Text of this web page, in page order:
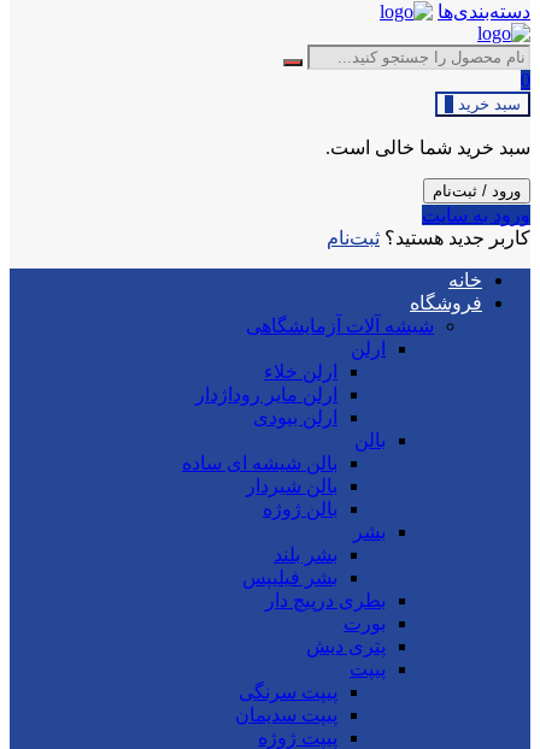
دسته‌بندی‌ها
0
سبد خرید
سبد خرید شما خالی است.
ورود / ثبت‌نام
ورود به سایت
کاربر جدید هستید؟ ثبت‌نام
خانه
فروشگاه
شیشه آلات آزمایشگاهی
ارلن
ارلن خلاء
ارلن مایر روداژدار
ارلن بیودی
بالن
بالن شیشه ای ساده
بالن شیردار
بالن ژوژه
بشر
بشر بلند
بشر فیلیپس
بطری درپیچ دار
بورت
پتری دیش
پیپت
پیپت سرنگی
پیپت سدیمان
پیپت ژوژه